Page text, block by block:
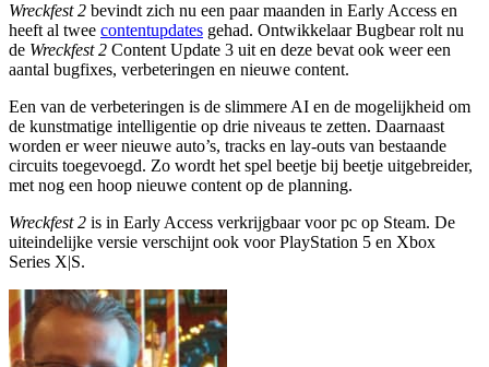
Wreckfest 2 bevindt zich nu een paar maanden in Early Access en
heeft al twee contentupdates gehad. Ontwikkelaar Bugbear rolt nu
de Wreckfest 2 Content Update 3 uit en deze bevat ook weer een
aantal bugfixes, verbeteringen en nieuwe content.
Een van de verbeteringen is de slimmere AI en de mogelijkheid om
de kunstmatige intelligentie op drie niveaus te zetten. Daarnaast
worden er weer nieuwe auto’s, tracks en lay-outs van bestaande
circuits toegevoegd. Zo wordt het spel beetje bij beetje uitgebreider,
met nog een hoop nieuwe content op de planning.
Wreckfest 2 is in Early Access verkrijgbaar voor pc op Steam. De
uiteindelijke versie verschijnt ook voor PlayStation 5 en Xbox
Series X|S.